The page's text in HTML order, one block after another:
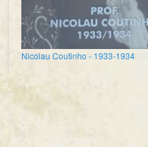
Nicolau Coutinho - 1933-1934